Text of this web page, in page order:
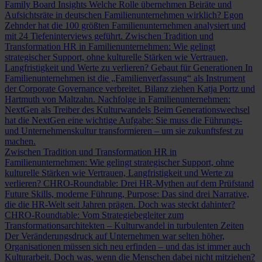
Family Board Insights Welche Rolle übernehmen Beiräte und
Aufsichtsräte in deutschen Familienunternehmen wirklich? Egon
Zehnder hat die 100 größten Familienunternehmen analysiert und
mit 24 Tiefeninterviews geführt. Zwischen Tradition und
Transformation HR in Familienunternehmen: Wie gelingt
strategischer Support, ohne kulturelle Stärken wie Vertrauen,
Langfristigkeit und Werte zu verlieren? Gebaut für Generationen In
Familienunternehmen ist die „Familienverfassung“ als Instrument
der Corporate Governance verbreitet. Bilanz ziehen Katja Portz und
Hartmuth von Maltzahn. Nachfolge in Familienunternehmen:
NextGen als Treiber des Kulturwandels Beim Generationswechsel
hat die NextGen eine wichtige Aufgabe: Sie muss die Führungs-
und Unternehmenskultur transformieren – um sie zukunftsfest zu
machen.
Zwischen Tradition und Transformation HR in
Familienunternehmen: Wie gelingt strategischer Support, ohne
kulturelle Stärken wie Vertrauen, Langfristigkeit und Werte zu
verlieren? CHRO-Roundtable: Drei HR-Mythen auf dem Prüfstand
Future Skills, moderne Führung, Purpose: Das sind drei Narrative,
die die HR-Welt seit Jahren prägen. Doch was steckt dahinter?
CHRO-Roundtable: Vom Strategiebegleiter zum
Transformationsarchitekten – Kulturwandel in turbulenten Zeiten
Der Veränderungsdruck auf Unternehmen war selten höher,
Organisationen müssen sich neu erfinden – und das ist immer auch
Kulturarbeit. Doch was, wenn die Menschen dabei nicht mitziehen?